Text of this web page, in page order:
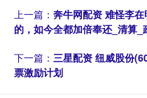
上一篇： 奔牛网配资 难怪李
的，如今全都加倍奉还_清算_
下一篇： 三星配资 纽威股份
票激励计划